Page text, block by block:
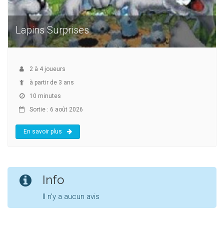
Lapins Surprises
2 à 4 joueurs
à partir de 3 ans
10 minutes
Sortie : 6 août 2026
En savoir plus
Info
Il n'y a aucun avis